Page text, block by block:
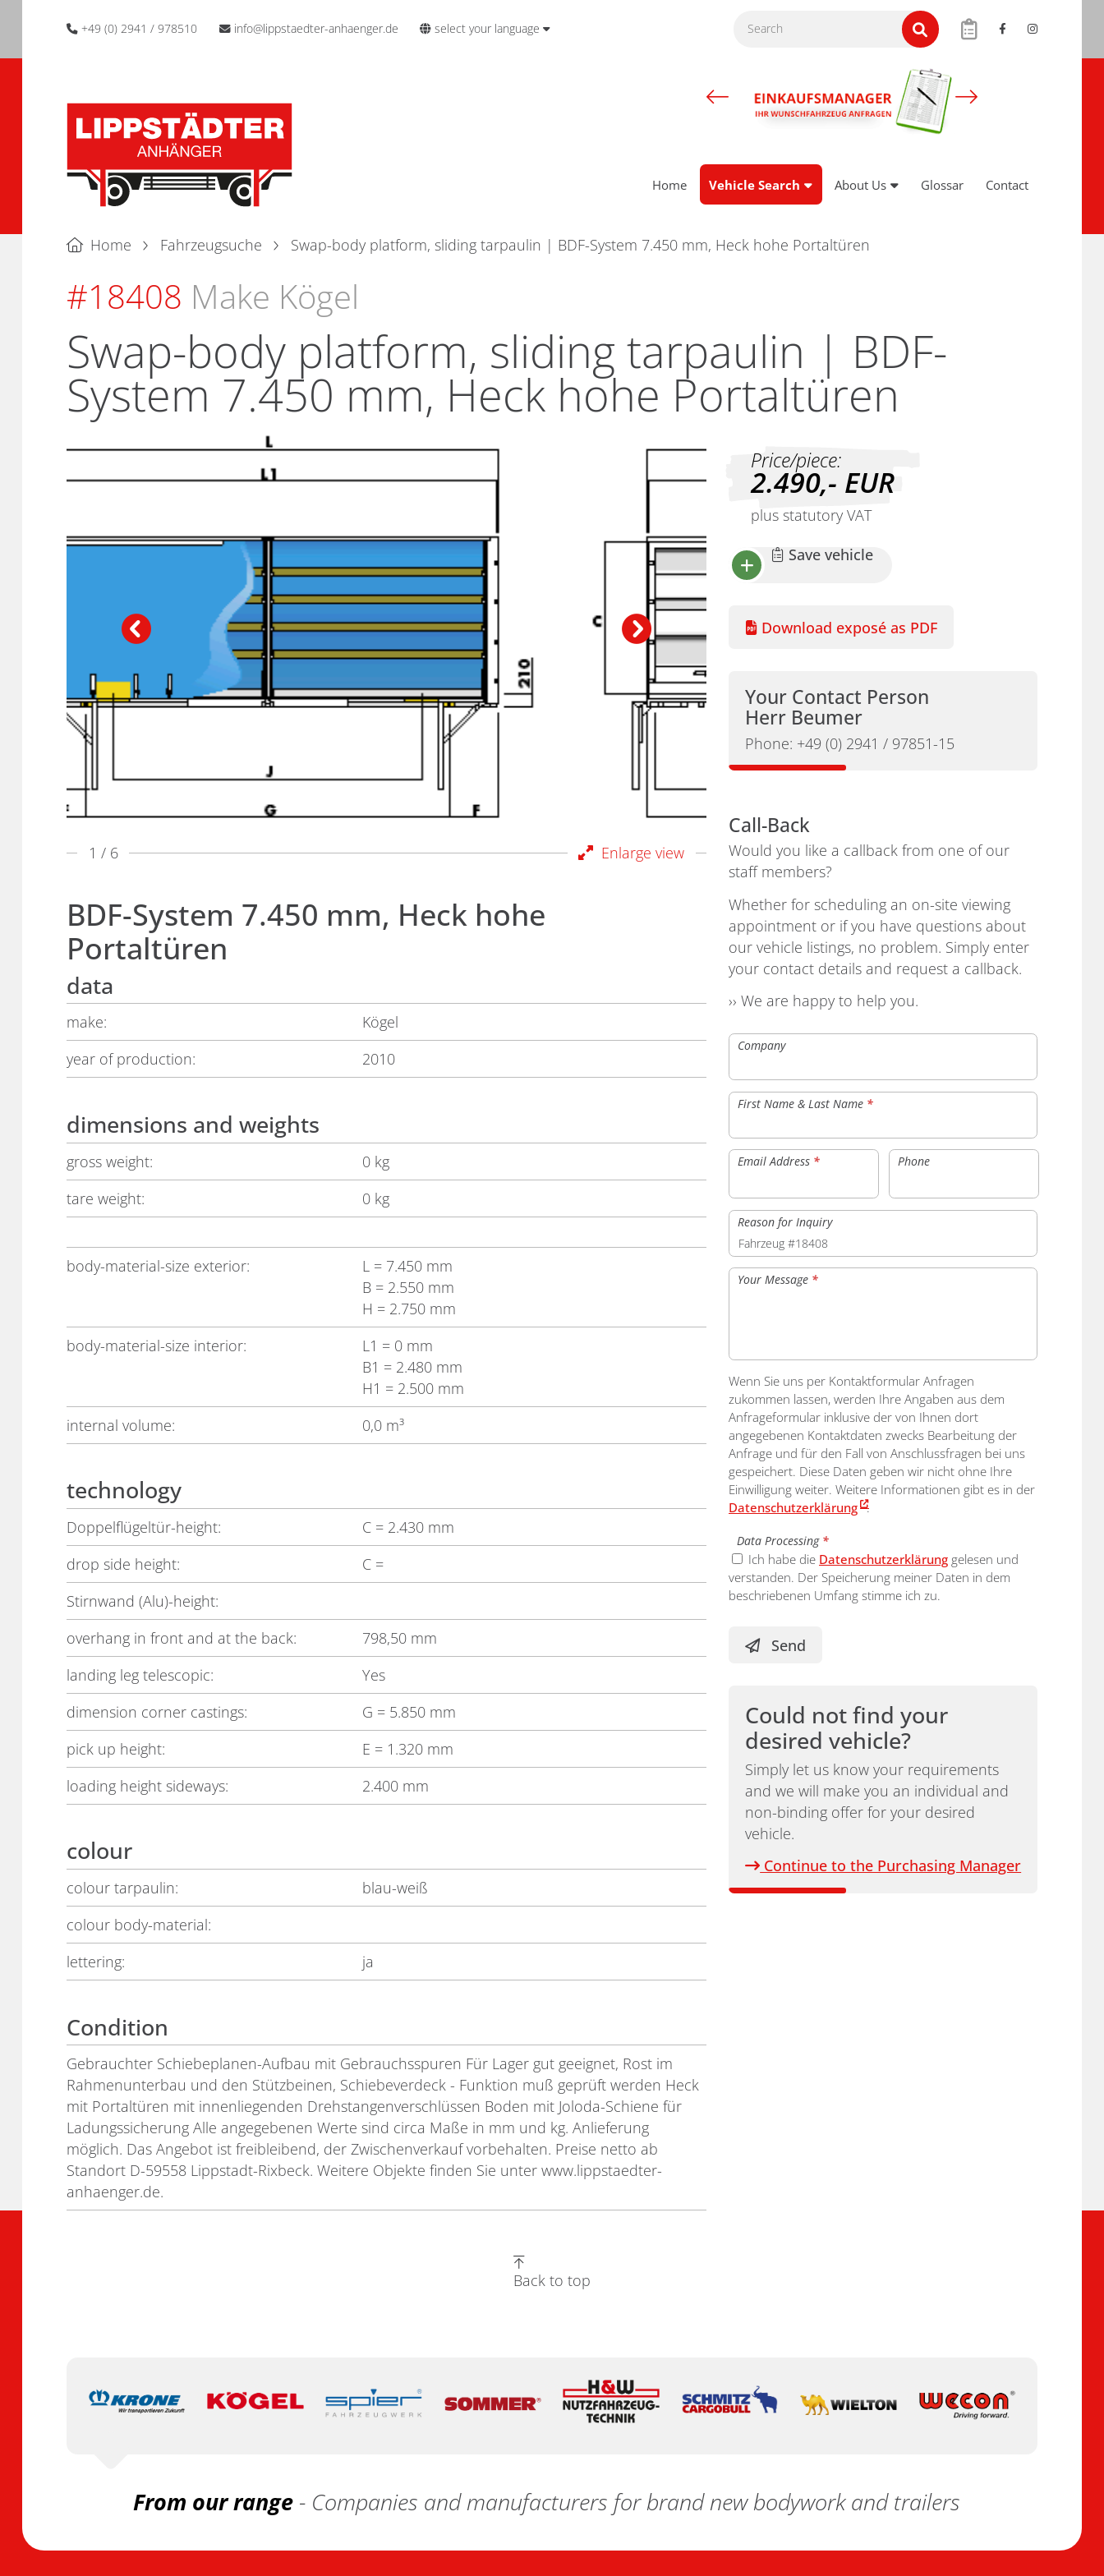
+49 (0) 2941 / 978510 info@lippstaedter-anhaenger.de select your language
Home Vehicle Search About Us Glossar Contact
Home Fahrzeugsuche Swap-body platform, sliding tarpaulin | BDF-System 7.450 mm, Heck hohe Portaltüren
#18408 Make Kögel
Swap-body platform, sliding tarpaulin | BDF-
System 7.450 mm, Heck hohe Portaltüren
Enlarge view
1 / 6
BDF-System 7.450 mm, Heck hohe
Portaltüren
data
make:
Kögel
year of production:
2010
dimensions and weights
gross weight:
0 kg
tare weight:
0 kg
body-material-size exterior: L = 7.450 mm
B = 2.550 mm
H = 2.750 mm
body-material-size interior:
L1 = 0 mm
B1 = 2.480 mm
H1 = 2.500 mm
internal volume:
0,0 m³
technology
Doppelflügeltür-height: C = 2.430 mm
drop side height:
C =
Stirnwand (Alu)-height:
overhang in front and at the back:
798,50 mm
landing leg telescopic:
Yes
dimension corner castings:
G = 5.850 mm
pick up height:
E = 1.320 mm
loading height sideways:
2.400 mm
colour
colour tarpaulin:
blau-weiß
colour body-material:
lettering:
ja
Condition
Gebrauchter Schiebeplanen-Aufbau mit Gebrauchsspuren Für Lager gut geeignet, Rost im
Rahmenunterbau und den Stützbeinen, Schiebeverdeck - Funktion muß geprüft werden Heck
mit Portaltüren mit innenliegenden Drehstangenverschlüssen Boden mit Joloda-Schiene für
Ladungssicherung Alle angegebenen Werte sind circa Maße in mm und kg. Anlieferung
möglich. Das Angebot ist freibleibend, der Zwischenverkauf vorbehalten. Preise netto ab
Standort D-59558 Lippstadt-Rixbeck. Weitere Objekte finden Sie unter www.lippstaedter-
anhaenger.de.
Price/piece:
2.490,- EUR
plus statutory VAT
Save vehicle
Download exposé as PDF
Your Contact Person
Herr Beumer
Phone: +49 (0) 2941 / 97851-15
Call-Back
Would you like a callback from one of our
staff members?
Whether for scheduling an on-site viewing
appointment or if you have questions about
our vehicle listings, no problem. Simply enter
your contact details and request a callback.
›› We are happy to help you.
Company
First Name & Last Name *
Email Address * Phone
Reason for Inquiry
Your Message *
Wenn Sie uns per Kontaktformular Anfragen
zukommen lassen, werden Ihre Angaben aus dem
Anfrageformular inklusive der von Ihnen dort
angegebenen Kontaktdaten zwecks Bearbeitung der
Anfrage und für den Fall von Anschlussfragen bei uns
gespeichert. Diese Daten geben wir nicht ohne Ihre
Einwilligung weiter. Weitere Informationen gibt es in der
Datenschutzerklärung .
Data Processing *
Ich habe die Datenschutzerklärung gelesen und
verstanden. Der Speicherung meiner Daten in dem
beschriebenen Umfang stimme ich zu.
Send
Could not find your
desired vehicle?
Simply let us know your requirements
and we will make you an individual and
non-binding offer for your desired
vehicle.
Continue to the Purchasing Manager
Back to top
From our range- Companies and manufacturers for brand new bodywork and trailers